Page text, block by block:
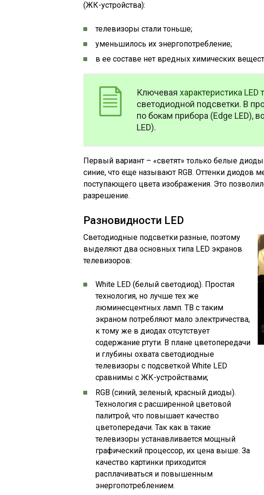
(ЖК-устройства):
телевизоры стали тоньше;
уменьшилось их энергопотребление;
в ее составе нет вредных химических
Ключевая характеристика LED
светодиодной подсветки. В
по бокам прибора (Edge LED),
LED).
Первый вариант – «светят» только белые
синие, что еще называют RGB. Оттенки диодов
поступающего цвета изображения. Это
разрешение.
Разновидности LED
Светодиодные подсветки разные, поэтому
выделяют два основных типа LED экранов
телевизоров:
White LED (белый светодиод). Простая
технология, но лучше тех же
люминесцентных ламп. ТВ с таким
экраном потребляют мало электричества,
к тому же в диодах отсутствует
содержание ртути. В плане цветопередачи
и глубины охвата светодиодные
телевизоры с подсветкой White LED
сравнимы с ЖК-устройствами;
RGB (синий, зеленый, красный диоды).
Технология с расширенной цветовой
палитрой, что повышает качество
цветопередачи. Так как в такие
телевизоры устанавливается мощный
графический процессор, их цена выше. За
качество картинки приходится
расплачиваться и повышенным
энергопотреблением.